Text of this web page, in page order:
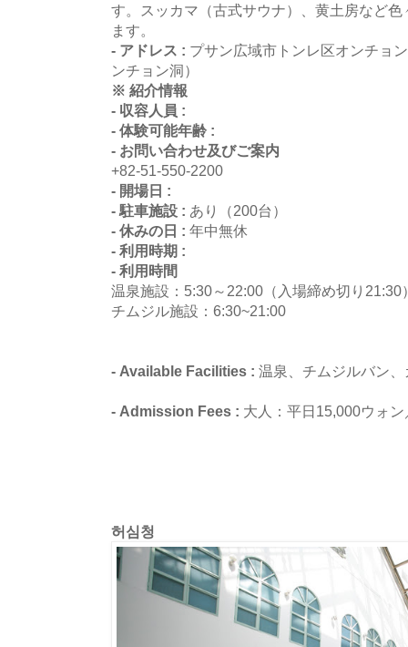
す。スッカマ（古式サウナ）、黄土房など
ます。
- アドレス : プサン広域市トンレ区オンチョ
ンチョン洞）
※ 紹介情報
- 収容人員 :
- 体験可能年齢 :
- お問い合わせ及びご案内
+82-51-550-2200
- 開場日 :
- 駐車施設 : あり（200台）
- 休みの日 : 年中無休
- 利用時期 :
- 利用時間
温泉施設：5:30～22:00（入場締め切り21:30
チムジル施設：6:30~21:00
- Available Facilities : 温泉、チムジルバン
- Admission Fees : 大人：平日15,000ウォ
허심청